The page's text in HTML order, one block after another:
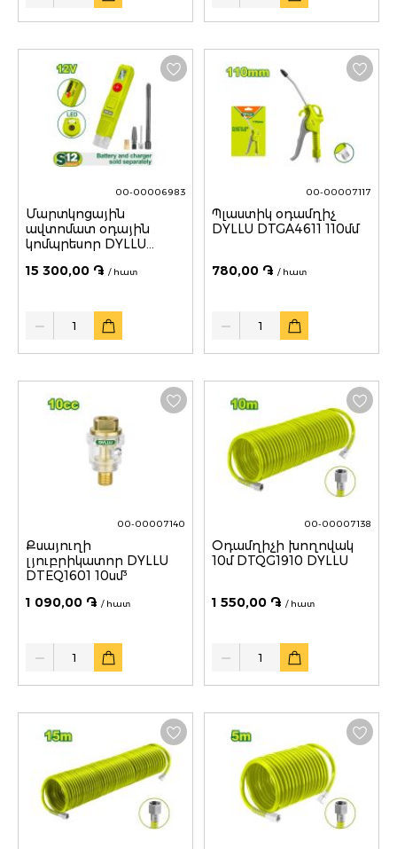
00-00006983
Մարտկոցային
ավտոմատ օդային
կոմպրեսոր DYLLU
15 300,00 ֏ / հատ
00-00007117
Պլաստիկ օդամղիչ
DYLLU DTGA4611 110մմ
780,00 ֏ / հատ
00-00007140
Քսայուղի
լյուբրիկատոր DYLLU
DTEQ1601 10սմ³
1 090,00 ֏ / հատ
00-00007138
Օդամղիչի խողովակ
10մ DTQG1910 DYLLU
1 550,00 ֏ / հատ